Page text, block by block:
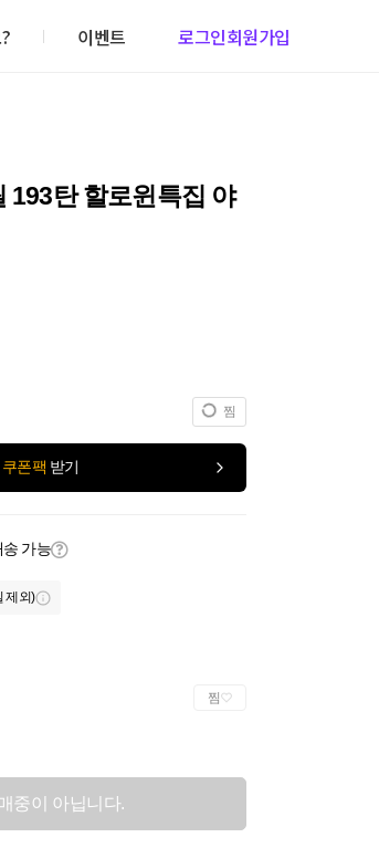
이벤트 로그인회원가입
193탄 할로윈특집 야
찜
폰팩 받기
송 가능
제외)
찜
중이 아닙니다.